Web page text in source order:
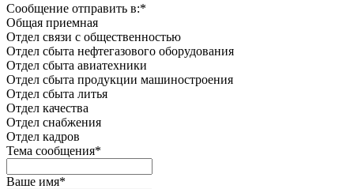
Сообщение отправить в:*
Общая приемная
Отдел связи с общественностью
Oтдел сбыта нефтегазового оборудования
Отдел сбыта авиатехники
Отдел сбыта продукции машиностроения
Отдел сбыта литья
Отдел качества
Oтдел снабжения
Отдел кадров
Тема сообщения*
Ваше имя*